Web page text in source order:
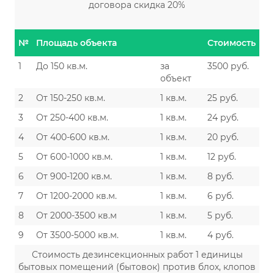
договора скидка 20%
№ Площадь объекта Стоимость
1 До 150 кв.м.
за
объект
3500 руб.
2 От 150-250 кв.м. 1 кв.м.
25 руб.
3
От 250-400 кв.м. 1 кв.м.
24 руб.
4
От 400-600 кв.м. 1 кв.м.
20 руб.
5
От 600-1000 кв.м. 1 кв.м.
12 руб.
6
От 900-1200 кв.м. 1 кв.м.
8 руб.
7
От 1200-2000 кв.м. 1 кв.м.
6 руб.
8
От 2000-3500 кв.м 1 кв.м.
5 руб.
9
От 3500-5000 кв.м. 1 кв.м.
4 руб.
Стоимость дезинсекционных работ 1 единицы
бытовых помещений (бытовок) против блох, клопов